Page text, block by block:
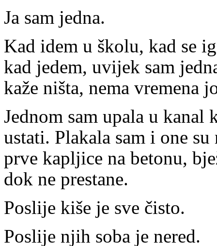
Ja sam jedna.
Kad idem u školu, kad se
kad jedem, uvijek sam
kaže ništa, nema vremena
Jednom sam upala u kanal
ustati. Plakala sam i one
prve kapljice na betonu,
dok ne prestane.
Poslije kiše je sve čisto.
Poslije njih soba je nered.